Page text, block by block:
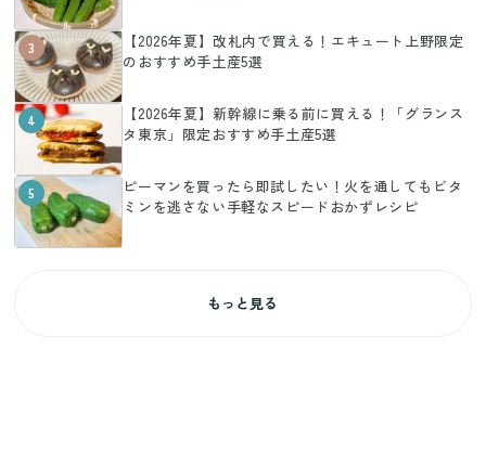
3
【2026年夏】改札内で買える！エキュート上野限定
のおすすめ手土産5選
4
【2026年夏】新幹線に乗る前に買える！「グランス
タ東京」限定おすすめ手土産5選
5
ピーマンを買ったら即試したい！火を通してもビタ
ミンを逃さない手軽なスピードおかずレシピ
もっと見る